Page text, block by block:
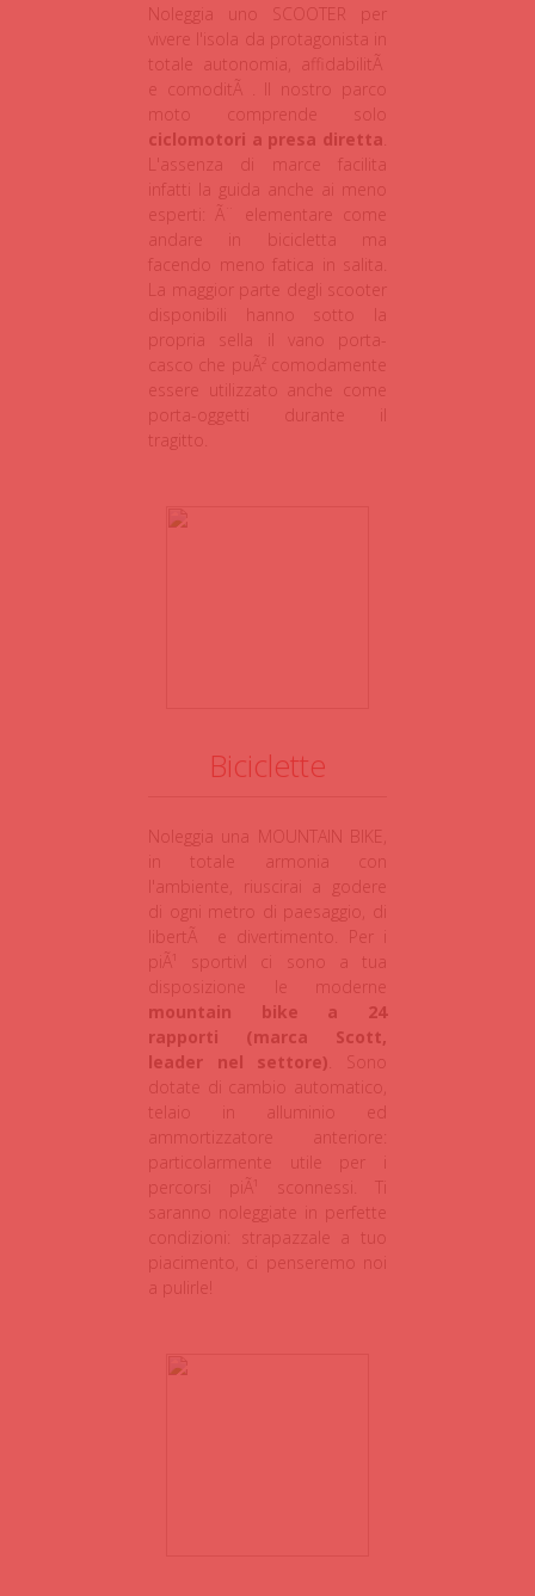
Noleggia uno SCOOTER per
vivere l'isola da protagonista in
totale autonomia, affidabilitÃ
e comoditÃ . Il nostro parco
moto comprende solo
ciclomotori a presa diretta
L'assenza di marce facilita
infatti la guida anche ai meno
esperti: Ã¨ elementare come
andare in bicicletta ma
facendo meno fatica in salita.
La maggior parte degli scooter
disponibili hanno sotto la
propria sella il vano porta-
casco che puÃ² comodamente
essere utilizzato anche come
porta-oggetti durante il
tragitto.
Biciclette
Noleggia una MOUNTAIN BIKE,
in totale armonia con
l'ambiente, riuscirai a godere
di ogni metro di paesaggio, di
libertÃ e divertimento. Per i
piÃ¹ sportivI ci sono a tua
disposizione le moderne
mountain bike a 24
rapporti (marca Scott,
leader nel settore) . Sono
dotate di cambio automatico,
telaio in alluminio ed
ammortizzatore anteriore:
particolarmente utile per i
percorsi piÃ¹ sconnessi. Ti
saranno noleggiate in perfette
condizioni: strapazzale a tuo
piacimento, ci penseremo noi
a pulirle!